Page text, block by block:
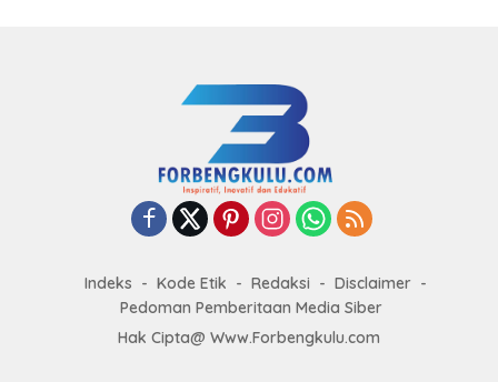
Indeks Kode Etik Redaksi
Disclaimer
Pedoman Pemberitaan Media Siber
Hak Cipta@ Www.Forbengkulu.com